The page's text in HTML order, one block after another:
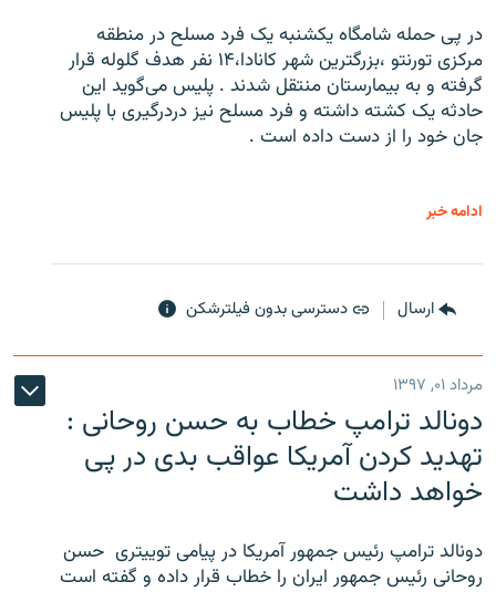
در پی حمله شامگاه یکشنبه یک فرد مسلح در منطقه
مرکزی تورنتو ،‌بزرگترین شهر کانادا،۱۴ نفر هدف گلوله قرار
گرفته و به بیمارستان منتقل شدند . پلیس می‌گوید این
حادثه یک کشته داشته و فرد مسلح نیز دردرگیری با پلیس
جان خود را از دست داده است .
ادامه خبر
ارسال دسترسی بدون فیلترشکن
مرداد ۰۱, ۱۳۹۷
دونالد ترامپ خطاب به حسن روحانی :
تهدید کردن آمریکا عواقب بدی در پی
خواهد داشت
دونالد ترامپ رئیس جمهور آمریکا در پیامی توییتری ‌ حسن
روحانی رئیس جمهور ایران را خطاب قرار داده و گفته است